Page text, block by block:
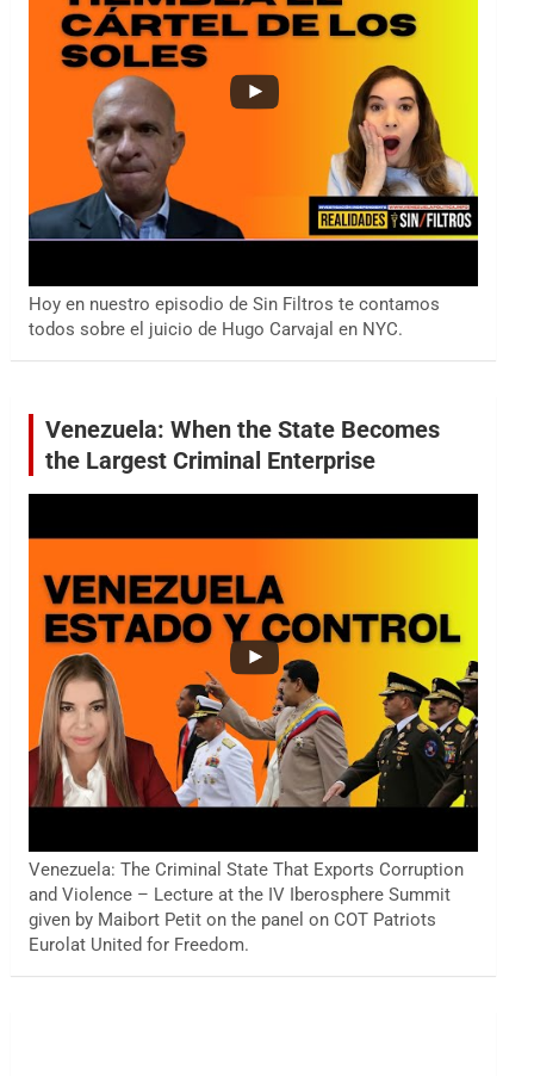
Hoy en nuestro episodio de Sin Filtros te contamos
todos sobre el juicio de Hugo Carvajal en NYC.
Venezuela: When the State Becomes
the Largest Criminal Enterprise
Venezuela: The Criminal State That Exports Corruption
and Violence – Lecture at the IV Iberosphere Summit
given by Maibort Petit on the panel on COT Patriots
Eurolat United for Freedom.